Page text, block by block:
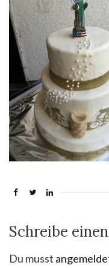
Schreibe
Du musst